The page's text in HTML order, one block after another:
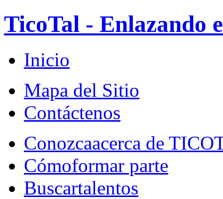
TicoTal - Enlazando
Inicio
Mapa del Sitio
Contáctenos
Conozcaacerca de
Cómoformar parte
Buscartalentos